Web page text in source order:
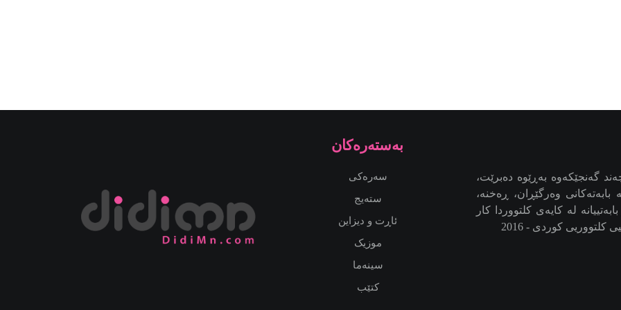
به‌سته‌ره‌كان
سەرەکی
ستەیج
ئاڕت و دیزاین
موزیک
سینەما
کتێب
گەنجێكه‌وه‌ بەڕێوە دەبرێت،
وەرگێڕان، ڕەخنە،
لە کایەی کلتووردا کار
کوردی - 2016